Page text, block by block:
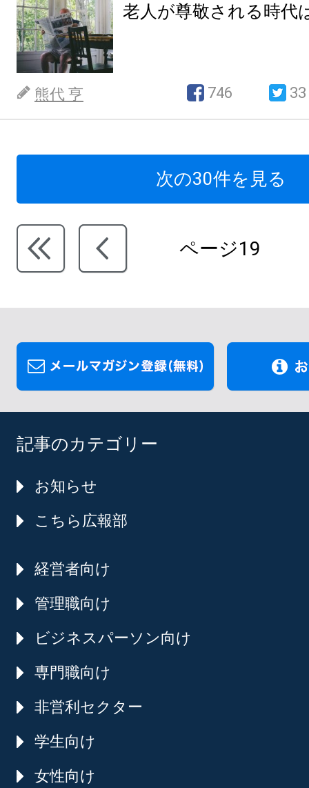
老人が尊敬される時代
熊代 亨 746 33
次の30件を見る
ページ19
記事のカテゴリー
お知らせ
こちら広報部
経営者向け
管理職向け
ビジネスパーソン向け
専門職向け
非営利セクター
学生向け
女性向け